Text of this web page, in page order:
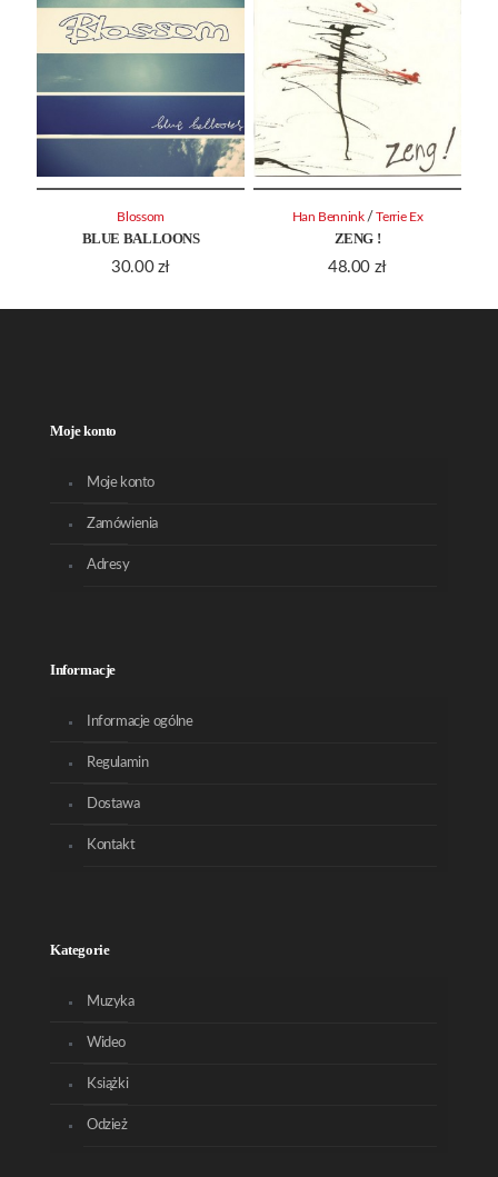
BLUE BALLOONS
30.00 zł
Blossom
ZENG !
48.00 zł
Han Bennink / Terrie Ex
Moje konto
Moje konto
Zamówienia
Adresy
Informacje
Informacje ogólne
Regulamin
Dostawa
Kontakt
Kategorie
Muzyka
Wideo
Książki
Odzież